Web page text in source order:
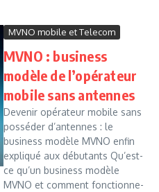
MVNO mobile et Telecom
MVNO : business
modèle de l’opérateur
mobile sans antennes
Devenir opérateur mobile sans
posséder d’antennes : le
business modèle MVNO enfin
expliqué aux débutants Qu’est-
ce qu’un business modèle
MVNO et comment fonctionne-